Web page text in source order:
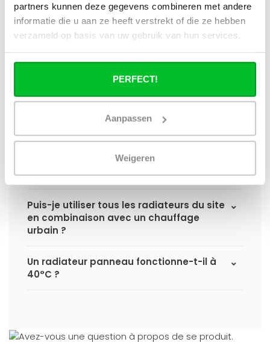
partners kunnen deze gegevens combineren met andere
informatie die u aan ze heeft verstrekt of die ze hebben
verzameld op basis van uw gebruik van hun services.
PERFECT!
Aanpassen
Weigeren
radiateurs à panneaux de
Radiator‑Outlet ?
nécessaire pour ma pièce ?
radiateur à panneaux et quand le
recevrai-je si je passe une commande ?
(hybride), puis-je utiliser tous les
radiateurs du site ?
Puis-je utiliser tous les radiateurs du site
en combinaison avec un chauffage
urbain ?
Un radiateur panneau fonctionne-t-il à
40°C ?